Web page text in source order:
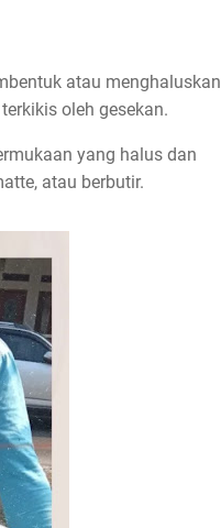
atau menghaluskan
oleh gesekan.
yang halus dan
atau berbutir.